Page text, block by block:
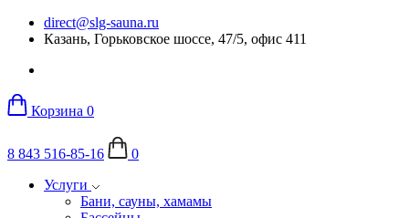
direct@slg-sauna.ru
Казань, Горьковское шоссе, 47/5, офис 411
Корзина 0
8 843 516-85-16
0
Услуги
Бани, сауны, хамамы